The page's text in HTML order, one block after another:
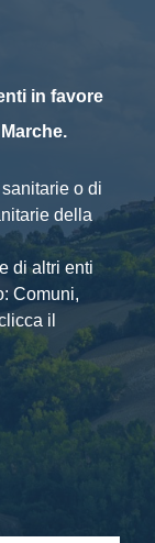
in favore
o di
della
di altri enti
Comuni,
il